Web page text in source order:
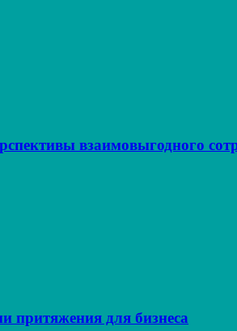
взаимовыгодного
притяжения для бизнеса